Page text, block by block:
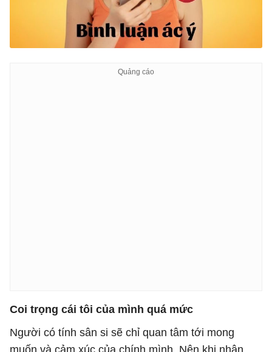
Coi trọng cái tôi của mình quá mức
Người có tính sân si sẽ chỉ quan tâm tới mong